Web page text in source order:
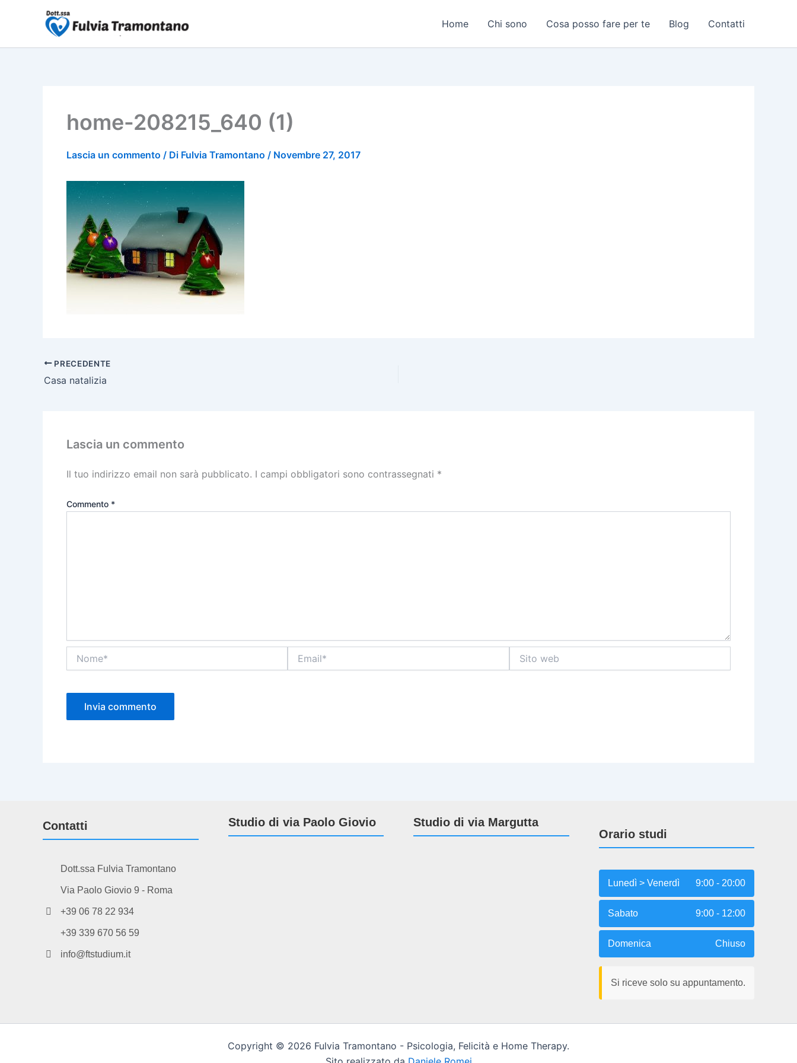
Home Chi sono Cosa posso fare per te Blog Contatti
home-208215_640 (1)
Lascia un commento / Di Fulvia Tramontano / Novembre 27, 2017
PRECEDENTE
Casa natalizia
Lascia un commento
Il tuo indirizzo email non sarà pubblicato. I campi obbligatori sono contrassegnati *
Commento *
web
Contatti
Dott.ssa Fulvia Tramontano
Via Paolo Giovio 9 - Roma
+39 06 78 22 934
+39 339 670 56 59
info@ftstudium.it
Studio di via Paolo Giovio
Studio di via Margutta
Orario studi
Lunedì > Venerdì 9:00 - 20:00
Sabato 9:00 - 12:00
Domenica Chiuso
Si riceve solo su appuntamento.
Copyright © 2026 Fulvia Tramontano - Psicologia, Felicità e Home Therapy.